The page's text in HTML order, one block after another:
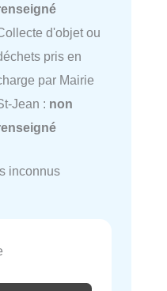
d'objet ou
pris en
par Mairie
Jean : non
inconnus